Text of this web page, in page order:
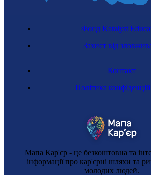
Мапа Кар'єр - це безкоштовна та
інформації про кар'єрні шляхи та
молодих людей.
Контакт
Політика
Фонд Katalyst
Захист від